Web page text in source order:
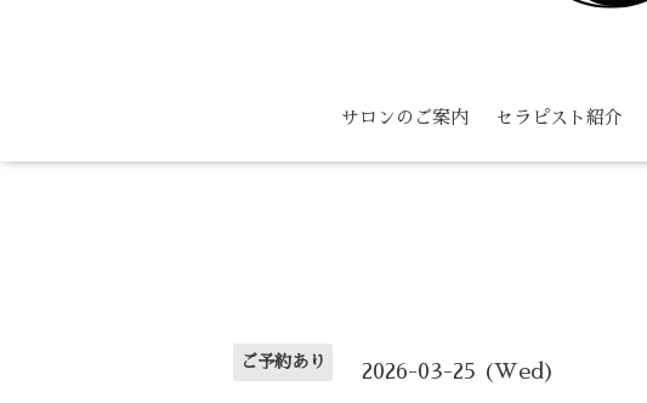
サロンのご案内 セラピスト紹介
ご予約あり 2026-03-25 (Wed)